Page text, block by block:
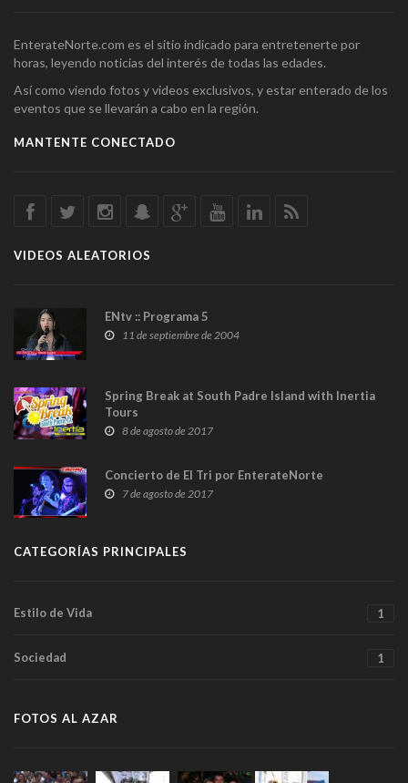
EnterateNorte.com es el sitio indicado para entretenerte por
horas, leyendo noticias del interés de todas las edades.
Así como viendo fotos y videos exclusivos, y estar enterado de los
eventos que se llevarán a cabo en la región.
MANTENTE CONECTADO
VIDEOS ALEATORIOS
ENtv :: Programa 5
11 de septiembre de 2004
Spring Break at South Padre Island with Inertia
Tours
8 de agosto de 2017
Concierto de El Tri por EnterateNorte
7 de agosto de 2017
CATEGORÍAS PRINCIPALES
Estilo de Vida 1
Sociedad 1
FOTOS AL AZAR